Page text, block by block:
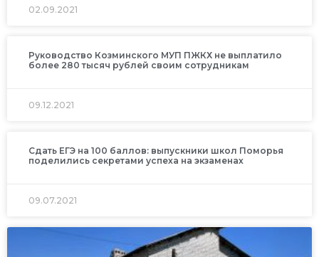
02.09.2021
Руководство Козминского МУП ПЖКХ не выплатило
более 280 тысяч рублей своим сотрудникам
09.12.2021
Сдать ЕГЭ на 100 баллов: выпускники школ Поморья
поделились секретами успеха на экзаменах
09.07.2021